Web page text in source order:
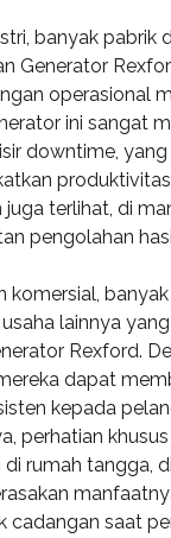
banyak pabrik
Generator
operasional
ini sangat
downtime,
terlihat, di
pengolahan
komersial,
lainnya yang
Rexford.
dapat
kepada
perhatian
rumah tangga,
cadangan saat